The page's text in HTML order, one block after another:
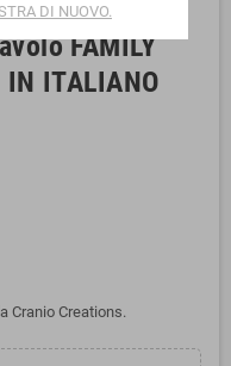
FAMILY
ITALIANO
Cranio Creations.
DI NUOVO.